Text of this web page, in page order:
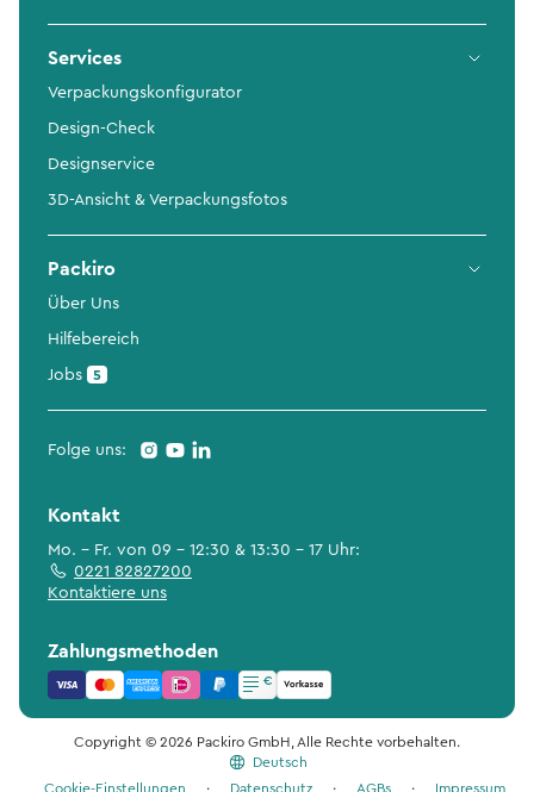
Services
Verpackungskonfigurator
Design-Check
Designservice
3D-Ansicht & Verpackungsfotos
Packiro
Über Uns
Hilfebereich
Jobs 5
Folge uns:
Kontakt
Mo. - Fr. von 09 - 12:30 & 13:30 - 17 Uhr:
0221 82827200
Kontaktiere uns
Zahlungsmethoden
Copyright © 2026 Packiro GmbH, Alle Rechte vorbehalten.
Deutsch
Cookie-Einstellungen
· Datenschutz · AGBs · Impressum